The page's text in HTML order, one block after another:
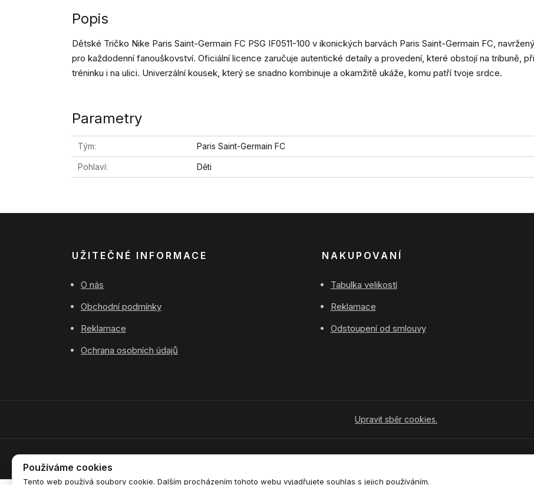
Popis
Dětské Tričko Nike Paris Saint-Germain FC PSG IF0511-100 v ikonických barvách Paris Saint-Germain FC,
pro každodenní fanouškovství. Oficiální licence zaručuje autentické detaily a provedení, které obstojí na tribuně, při
tréninku i na ulici. Univerzální kousek, který se snadno kombinuje a okamžitě ukáže, komu patří tvoje srdce.
Parametry
Tým Paris Saint-Germain FC
Pohlaví Děti
UŽITEČNÉ INFORMACE
O nás
Obchodní podmínky
Reklamace
Ochrana osobních údajů
NAKUPOVANÍ
Tabulka velikostí
Reklamace
Odstoupení od smlouvy
Upravit sběr cookies.
Používáme cookies
Tento web používá soubory cookie. Dalším procházením tohoto webu vyjadřujete souhlas s jejich používáním.